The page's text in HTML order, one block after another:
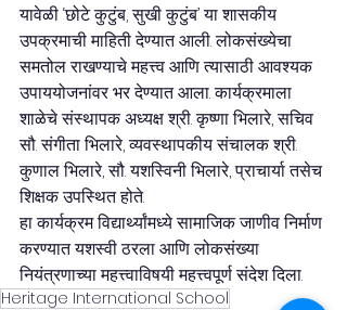
यावेळी ‘छोटे कुटुंब, सुखी कुटुंब’ या शासकीय
उपक्रमाची माहिती देण्यात आली. लोकसंख्येचा
समतोल राखण्याचे महत्त्व आणि त्यासाठी आवश्यक
उपाययोजनांवर भर देण्यात आला. कार्यक्रमाला
शाळेचे संस्थापक अध्यक्ष श्री. कृष्णा भिलारे, सचिव
सौ. संगीता भिलारे, व्यवस्थापकीय संचालक श्री.
कुणाल भिलारे, सौ. यशस्विनी भिलारे, प्राचार्या तसेच
शिक्षक उपस्थित होते.
हा कार्यक्रम विद्यार्थ्यांमध्ये सामाजिक जाणीव निर्माण
करण्यात यशस्वी ठरला आणि लोकसंख्या
नियंत्रणाच्या महत्त्वाविषयी महत्त्वपूर्ण संदेश दिला.
Heritage International School